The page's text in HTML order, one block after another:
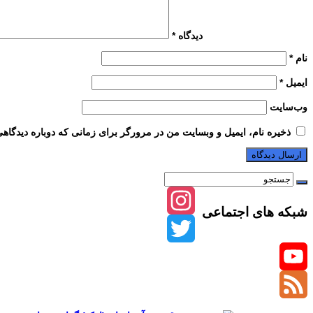
دیدگاه*
نام*
ایمیل*
وب‌سایت
ذخیره نام، ایمیل و وبسایت من در مرورگر برای زمانی که دوباره
شبکه های اجتماعی
Instagram
Twitter
YouTube